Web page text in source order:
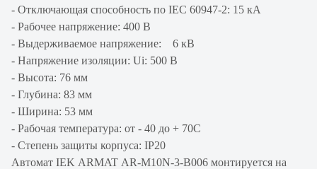
- Отключающая способность по IEC 60947-2: 15 кА
- Рабочее напряжение: 400 В
- Выдерживаемое напряжение: 6 кВ
- Напряжение изоляции: Ui: 500 В
- Высота: 76 мм
- Глубина: 83 мм
- Ширина: 53 мм
- Рабочая температура: от - 40 до + 70С
- Степень защиты корпуса: IP20
Автомат IEK ARMAT AR-M10N-3-B006 монтируется на